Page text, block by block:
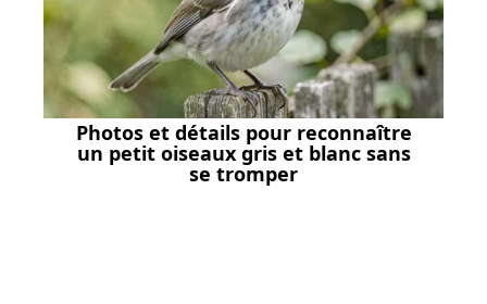
Photos et détails pour reconnaître
un petit oiseaux gris et blanc sans
se tromper